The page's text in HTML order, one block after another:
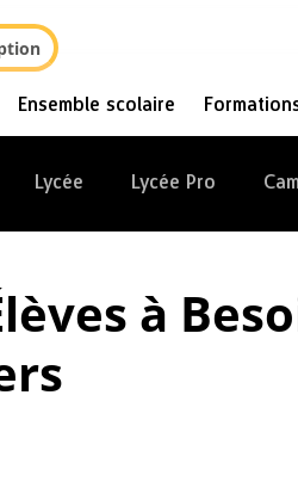
Ensemble scolaire
Lycée Lycée Pro
à